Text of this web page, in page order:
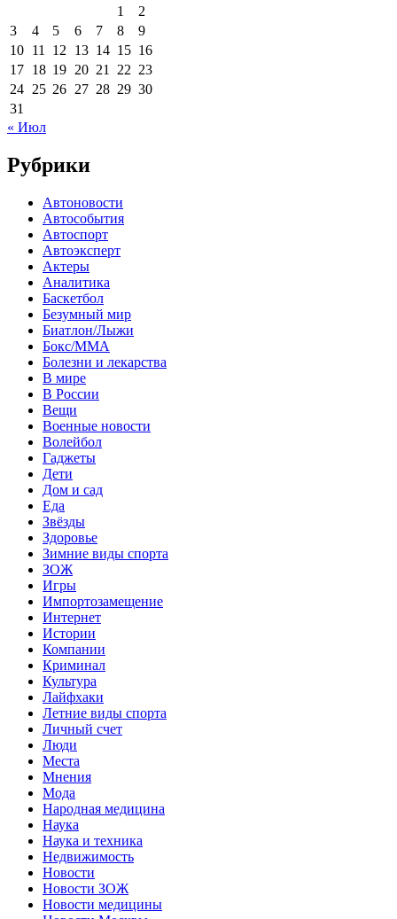
1
2
3
4 5 6 7 8
9
10 11 12 13 14 15 16
17 18 19 20 21 22 23
24 25 26 27 28 29 30
31
« Июл
Рубрики
Автоновости
Автособытия
Автоспорт
Автоэксперт
Актеры
Аналитика
Баскетбол
Безумный мир
Биатлон/Лыжи
Бокс/MMA
Болезни и лекарства
В мире
В России
Вещи
Военные новости
Волейбол
Гаджеты
Дети
Дом и сад
Еда
Звёзды
Здоровье
Зимние виды спорта
ЗОЖ
Игры
Импортозамещение
Интернет
Истории
Компании
Криминал
Культура
Лайфхаки
Летние виды спорта
Личный счет
Люди
Места
Мнения
Мода
Народная медицина
Наука
Наука и техника
Недвижимость
Новости
Новости ЗОЖ
Новости медицины